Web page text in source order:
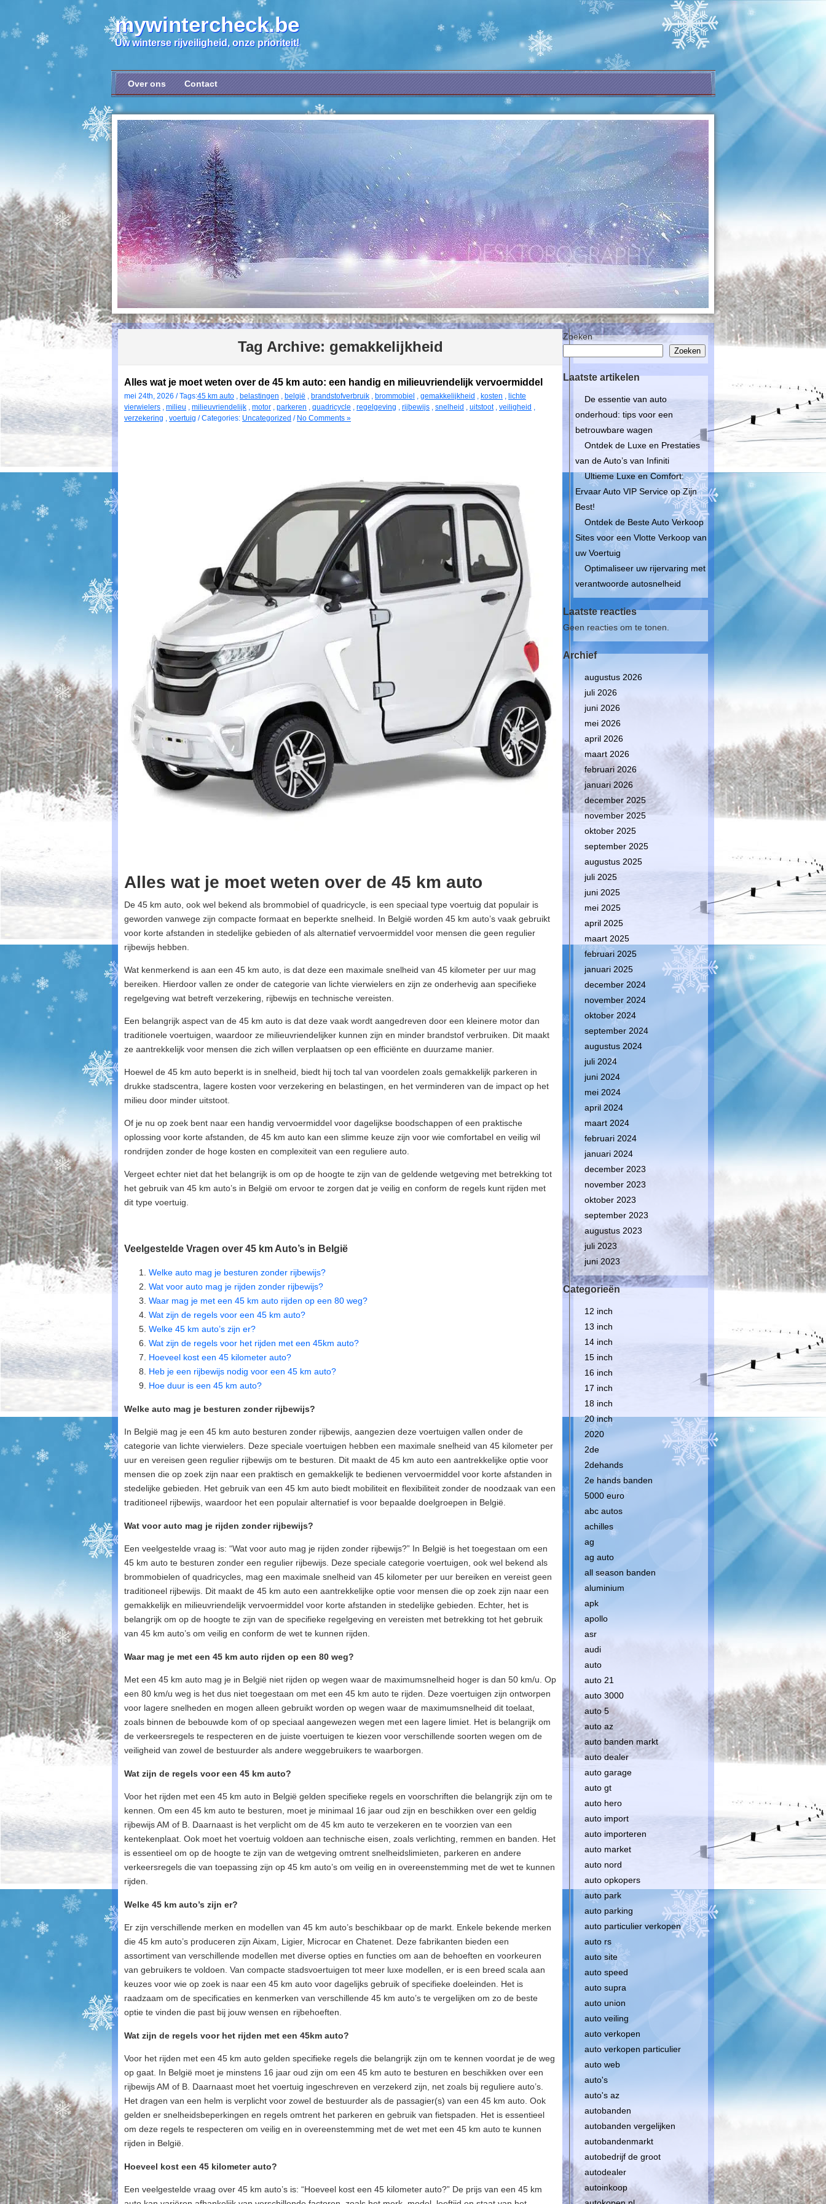
mywintercheck.be
Uw winterse rijveiligheid, onze prioriteit!
Over ons Contact
Tag Archive: gemakkelijkheid
Alles wat je moet weten over de 45 km auto: een handig en milieuvriendelijk vervoermiddel
mei 24th, 2026 / Tags:45 km auto , belastingen , belgië , brandstofverbruik , brommobiel , gemakkelijkheid , kosten , lichte
vierwielers , milieu , milieuvriendelijk , motor , parkeren , quadricycle , regelgeving , rijbewijs , snelheid , uitstoot, veiligheid ,
verzekering , voertuig / Categories: Uncategorized / No Comments »
Alles wat je moet weten over de 45 km auto
De 45 km auto, ook wel bekend als brommobiel of quadricycle, is een speciaal type voertuig dat populair is
geworden vanwege zijn compacte formaat en beperkte snelheid. In België worden 45 km auto’s vaak gebruikt
voor korte afstanden in stedelijke gebieden of als alternatief vervoermiddel voor mensen die geen regulier
rijbewijs hebben.
Wat kenmerkend is aan een 45 km auto, is dat deze een maximale snelheid van 45 kilometer per uur mag
bereiken. Hierdoor vallen ze onder de categorie van lichte vierwielers en zijn ze onderhevig aan specifieke
regelgeving wat betreft verzekering, rijbewijs en technische vereisten.
Een belangrijk aspect van de 45 km auto is dat deze vaak wordt aangedreven door een kleinere motor dan
traditionele voertuigen, waardoor ze milieuvriendelijker kunnen zijn en minder brandstof verbruiken. Dit maakt
ze aantrekkelijk voor mensen die zich willen verplaatsen op een efficiënte en duurzame manier.
Hoewel de 45 km auto beperkt is in snelheid, biedt hij toch tal van voordelen zoals gemakkelijk parkeren in
drukke stadscentra, lagere kosten voor verzekering en belastingen, en het verminderen van de impact op het
milieu door minder uitstoot.
Of je nu op zoek bent naar een handig vervoermiddel voor dagelijkse boodschappen of een praktische
oplossing voor korte afstanden, de 45 km auto kan een slimme keuze zijn voor wie comfortabel en veilig wil
rondrijden zonder de hoge kosten en complexiteit van een reguliere auto.
Vergeet echter niet dat het belangrijk is om op de hoogte te zijn van de geldende wetgeving met betrekking tot
het gebruik van 45 km auto’s in België om ervoor te zorgen dat je veilig en conform de regels kunt rijden met
dit type voertuig.
Veelgestelde Vragen over 45 km Auto’s in België
Welke auto mag je besturen zonder rijbewijs?
Wat voor auto mag je rijden zonder rijbewijs?
Waar mag je met een 45 km auto rijden op een 80 weg?
Wat zijn de regels voor een 45 km auto?
Welke 45 km auto’s zijn er?
Wat zijn de regels voor het rijden met een 45km auto?
Hoeveel kost een 45 kilometer auto?
Heb je een rijbewijs nodig voor een 45 km auto?
Hoe duur is een 45 km auto?
Welke auto mag je besturen zonder rijbewijs?
In België mag je een 45 km auto besturen zonder rijbewijs, aangezien deze voertuigen vallen onder de
categorie van lichte vierwielers. Deze speciale voertuigen hebben een maximale snelheid van 45 kilometer per
uur en vereisen geen regulier rijbewijs om te besturen. Dit maakt de 45 km auto een aantrekkelijke optie voor
mensen die op zoek zijn naar een praktisch en gemakkelijk te bedienen vervoermiddel voor korte afstanden in
stedelijke gebieden. Het gebruik van een 45 km auto biedt mobiliteit en flexibiliteit zonder de noodzaak van een
traditioneel rijbewijs, waardoor het een populair alternatief is voor bepaalde doelgroepen in België.
Wat voor auto mag je rijden zonder rijbewijs?
Een veelgestelde vraag is: “Wat voor auto mag je rijden zonder rijbewijs?” In België is het toegestaan om een
45 km auto te besturen zonder een regulier rijbewijs. Deze speciale categorie voertuigen, ook wel bekend als
brommobielen of quadricycles, mag een maximale snelheid van 45 kilometer per uur bereiken en vereist geen
traditioneel rijbewijs. Dit maakt de 45 km auto een aantrekkelijke optie voor mensen die op zoek zijn naar een
gemakkelijk en milieuvriendelijk vervoermiddel voor korte afstanden in stedelijke gebieden. Echter, het is
belangrijk om op de hoogte te zijn van de specifieke regelgeving en vereisten met betrekking tot het gebruik
van 45 km auto’s om veilig en conform de wet te kunnen rijden.
Waar mag je met een 45 km auto rijden op een 80 weg?
Met een 45 km auto mag je in België niet rijden op wegen waar de maximumsnelheid hoger is dan 50 km/u. Op
een 80 km/u weg is het dus niet toegestaan om met een 45 km auto te rijden. Deze voertuigen zijn ontworpen
voor lagere snelheden en mogen alleen gebruikt worden op wegen waar de maximumsnelheid dit toelaat,
zoals binnen de bebouwde kom of op speciaal aangewezen wegen met een lagere limiet. Het is belangrijk om
de verkeersregels te respecteren en de juiste voertuigen te kiezen voor verschillende soorten wegen om de
veiligheid van zowel de bestuurder als andere weggebruikers te waarborgen.
Wat zijn de regels voor een 45 km auto?
Voor het rijden met een 45 km auto in België gelden specifieke regels en voorschriften die belangrijk zijn om te
kennen. Om een 45 km auto te besturen, moet je minimaal 16 jaar oud zijn en beschikken over een geldig
rijbewijs AM of B. Daarnaast is het verplicht om de 45 km auto te verzekeren en te voorzien van een
kentekenplaat. Ook moet het voertuig voldoen aan technische eisen, zoals verlichting, remmen en banden. Het
is essentieel om op de hoogte te zijn van de wetgeving omtrent snelheidslimieten, parkeren en andere
verkeersregels die van toepassing zijn op 45 km auto’s om veilig en in overeenstemming met de wet te kunnen
rijden.
Welke 45 km auto’s zijn er?
Er zijn verschillende merken en modellen van 45 km auto’s beschikbaar op de markt. Enkele bekende merken
die 45 km auto’s produceren zijn Aixam, Ligier, Microcar en Chatenet. Deze fabrikanten bieden een
assortiment van verschillende modellen met diverse opties en functies om aan de behoeften en voorkeuren
van gebruikers te voldoen. Van compacte stadsvoertuigen tot meer luxe modellen, er is een breed scala aan
keuzes voor wie op zoek is naar een 45 km auto voor dagelijks gebruik of specifieke doeleinden. Het is
raadzaam om de specificaties en kenmerken van verschillende 45 km auto’s te vergelijken om zo de beste
optie te vinden die past bij jouw wensen en rijbehoeften.
Wat zijn de regels voor het rijden met een 45km auto?
Voor het rijden met een 45 km auto gelden specifieke regels die belangrijk zijn om te kennen voordat je de weg
op gaat. In België moet je minstens 16 jaar oud zijn om een 45 km auto te besturen en beschikken over een
rijbewijs AM of B. Daarnaast moet het voertuig ingeschreven en verzekerd zijn, net zoals bij reguliere auto’s.
Het dragen van een helm is verplicht voor zowel de bestuurder als de passagier(s) van een 45 km auto. Ook
gelden er snelheidsbeperkingen en regels omtrent het parkeren en gebruik van fietspaden. Het is essentieel
om deze regels te respecteren om veilig en in overeenstemming met de wet met een 45 km auto te kunnen
rijden in België.
Hoeveel kost een 45 kilometer auto?
Een veelgestelde vraag over 45 km auto’s is: “Hoeveel kost een 45 kilometer auto?” De prijs van een 45 km
Zoeken
Zoeken
Laatste artikelen
De essentie van auto
onderhoud: tips voor een
betrouwbare wagen
Ontdek de Luxe en Prestaties
van de Auto’s van Infiniti
Ultieme Luxe en Comfort:
Ervaar Auto VIP Service op Zijn
Best!
Ontdek de Beste Auto Verkoop
Sites voor een Vlotte Verkoop van
uw Voertuig
Optimaliseer uw rijervaring met
verantwoorde autosnelheid
Laatste reacties
Geen reacties om te tonen.
Archief
augustus 2026
juli 2026
juni 2026
mei 2026
april 2026
maart 2026
februari 2026
januari 2026
december 2025
november 2025
oktober 2025
september 2025
augustus 2025
juli 2025
juni 2025
mei 2025
april 2025
maart 2025
februari 2025
januari 2025
december 2024
november 2024
oktober 2024
september 2024
augustus 2024
juli 2024
juni 2024
mei 2024
april 2024
maart 2024
februari 2024
januari 2024
december 2023
november 2023
oktober 2023
september 2023
augustus 2023
juli 2023
juni 2023
Categorieën
12 inch
13 inch
14 inch
15 inch
16 inch
17 inch
18 inch
20 inch
2020
2de
2dehands
2e hands banden
5000 euro
abc autos
achilles
ag
ag auto
all season banden
aluminium
apk
apollo
asr
audi
auto
auto 21
auto 3000
auto 5
auto az
auto banden markt
auto dealer
auto garage
auto gt
auto hero
auto import
auto importeren
auto market
auto nord
auto opkopers
auto park
auto parking
auto particulier verkopen
auto rs
auto site
auto speed
auto supra
auto union
auto veiling
auto verkopen
auto verkopen particulier
auto web
auto's
auto's az
autobanden
autobanden vergelijken
autobandenmarkt
autobedrijf de groot
autodealer
autoinkoop